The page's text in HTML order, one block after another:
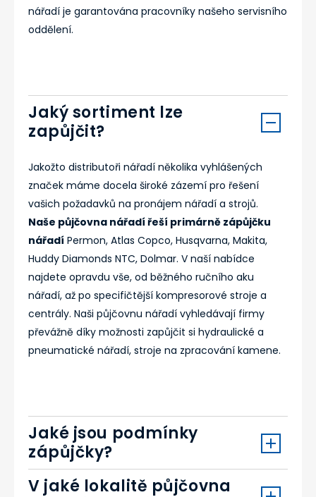
nářadí je garantována pracovníky našeho servisního
oddělení.
Jaký sortiment lze
zapůjčit?
Jakožto distributoři nářadí několika vyhlášených
značek máme docela široké zázemí pro řešení
vašich požadavků na pronájem nářadí a strojů.
Naše půjčovna nářadí řeší primárně zápůjčku
nářadí Permon, Atlas Copco, Husqvarna, Makita,
Huddy Diamonds NTC, Dolmar. V naší nabídce
najdete opravdu vše, od běžného ručního aku
nářadí, až po specifičtější kompresorové stroje a
centrály. Naši půjčovnu nářadí vyhledávají firmy
převážně díky možnosti zapůjčit si hydraulické a
pneumatické nářadí, stroje na zpracování kamene.
Jaké jsou podmínky
zápůjčky?
V jaké lokalitě půjčovna